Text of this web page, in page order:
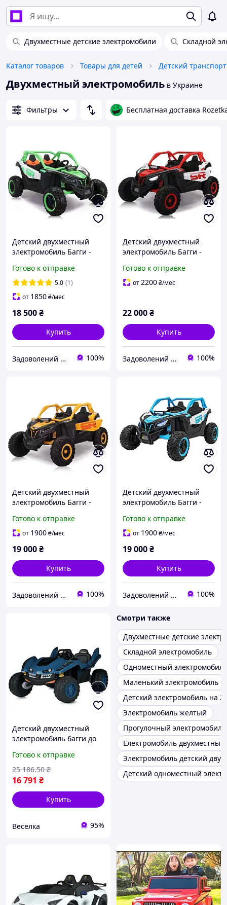
Двухместные детские электромобили Складной
Каталог товаров Товары для детей Детский
Двухместный электромобиль в Украине
Фильтры Бесплатная доставка
Детский двухместный
электромобиль Багги -
Готово к отправке
5.0 (1)
от 1850₴/мес
18 500₴
Купить
Задоволений Малюк 100%
Детский двухместный
электромобиль Багги -
Готово к отправке
от2200₴/мес
22 000₴
Купить
Задоволений Малюк 100%
Детский двухместный
электромобиль Багги -
Готово к отправке
от 1900₴/мес
19 000₴
Купить
Задоволений Малюк 100%
Детский двухместный
электромобиль Багги -
Готово к отправке
от 1900₴/мес
19 000₴
Купить
Задоволений Малюк 100%
Детский двухместный
электромобиль багги до
безопасности для
активных игр FLAME
Готово к отправке
16 791 ₴
25 186.50 ₴
Купить
Веселка 95%
Смотри также
Двухместные детские
Складной электромобиль
Одноместный электромобиль
Маленький электромобиль
Детский электромобиль на 2
Электромобиль желтый
Прогулочный электромобиль
Електромобиль двухместный
Электромобиль детский
Детский одноместный